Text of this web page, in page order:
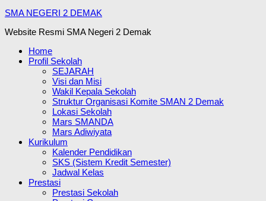
SMA NEGERI 2 DEMAK
Website Resmi SMA Negeri 2 Demak
Home
Profil Sekolah
SEJARAH
Visi dan Misi
Wakil Kepala Sekolah
Struktur Organisasi Komite SMAN 2 Demak
Lokasi Sekolah
Mars SMANDA
Mars Adiwiyata
Kurikulum
Kalender Pendidikan
SKS (Sistem Kredit Semester)
Jadwal Kelas
Prestasi
Prestasi Sekolah